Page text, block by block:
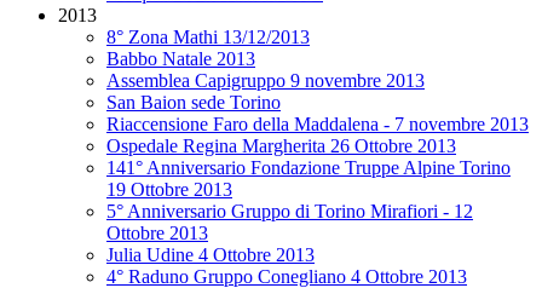
2013
8° Zona Mathi 13/12/2013
Babbo Natale 2013
Assemblea Capigruppo 9 novembre 2013
San Baion sede Torino
Riaccensione Faro della Maddalena - 7 novembre 2013
Ospedale Regina Margherita 26 Ottobre 2013
141° Anniversario Fondazione Truppe Alpine Torino
19 Ottobre 2013
5° Anniversario Gruppo di Torino Mirafiori - 12
Ottobre 2013
Julia Udine 4 Ottobre 2013
4° Raduno Gruppo Conegliano 4 Ottobre 2013